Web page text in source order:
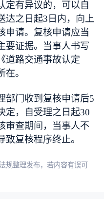
定有异议的，可以自
达之日起3日内，向上
申请。复核申请应当
要证据。当事人书写
道路交通事故认定
。
部门收到复核申请后5
定，自受理之日起30
审查期间，当事人不
复核程序终止。
规整理发布，若内容有误可